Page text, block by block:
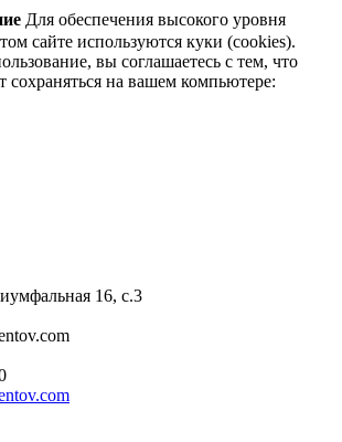
Для обеспечения высокого уровня
сайте используются куки (cookies).
вы соглашаетесь с тем, что
сохраняться на вашем компьютере:
16, с.3